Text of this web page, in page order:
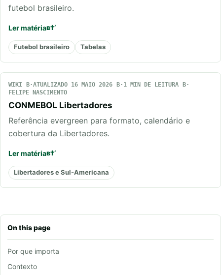
On this page
Por que importa
Contexto
futebol brasileiro.
Ler matéria
Futebol brasileiro Tabelas
WIKI ATUALIZADO 16 MAIO 2026
1 MIN DE LEITURA
FELIPE NASCIMENTO
CONMEBOL Libertadores
Referência evergreen para formato, calendário e
cobertura da Libertadores.
Ler matéria
Libertadores e Sul-Americana